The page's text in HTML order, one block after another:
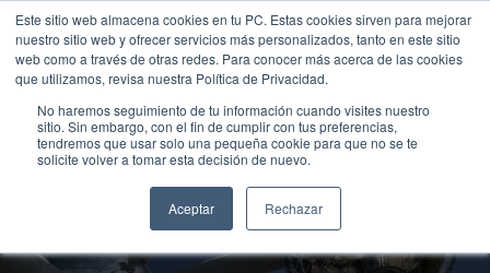
Este sitio web almacena cookies en tu PC. Estas cookies sirven para mejorar
nuestro sitio web y ofrecer servicios más personalizados, tanto en este sitio
web como a través de otras redes. Para conocer más acerca de las cookies
que utilizamos, revisa nuestra Política de Privacidad.
No haremos seguimiento de tu información cuando visites nuestro
sitio. Sin embargo, con el fin de cumplir con tus preferencias,
tendremos que usar solo una pequeña cookie para que no se te
solicite volver a tomar esta decisión de nuevo.
Aceptar Rechazar
Saltar
contenido
Casos deEmpresa y
Sociedad
Traducir »